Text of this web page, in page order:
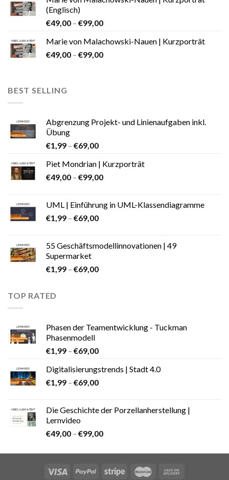
(Englisch)
€49,00 – €99,00
Marie von Malachowski-Nauen | Kurzporträt
€49,00 – €99,00
BEST SELLING
Abgrenzung Projekt- und Linienaufgaben inkl.
Übung
€1,99 – €69,00
Piet Mondrian | Kurzporträt
€49,00 – €99,00
UML | Einführung in UML-Klassendiagramme
€1,99 – €69,00
55 Geschäftsmodellinnovationen | 49
Supermarket
€1,99 – €69,00
TOP RATED
Phasen der Teamentwicklung - Tuckman
Phasenmodell
€1,99 – €69,00
Digitalisierungstrends | Stadt 4.0
€1,99 – €69,00
Die Geschichte der Porzellanherstellung |
Lernvideo
€49,00 – €99,00